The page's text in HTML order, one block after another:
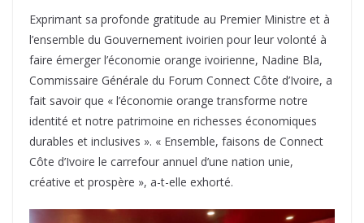
Exprimant sa profonde gratitude au Premier Ministre et à
l’ensemble du Gouvernement ivoirien pour leur volonté à
faire émerger l’économie orange ivoirienne, Nadine Bla,
Commissaire Générale du Forum Connect Côte d’Ivoire, a
fait savoir que « l’économie orange transforme notre
identité et notre patrimoine en richesses économiques
durables et inclusives ». « Ensemble, faisons de Connect
Côte d’Ivoire le carrefour annuel d’une nation unie,
créative et prospère », a-t-elle exhorté.